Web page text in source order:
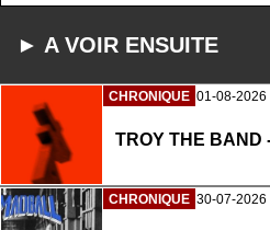
► A VOIR ENSUITE
CHRONIQUE 01-08-2026
TROY THE BAND
CHRONIQUE 30-07-2026